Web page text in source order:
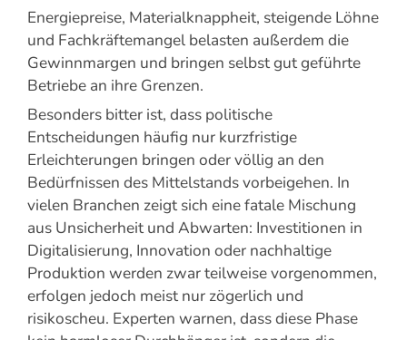
Energiepreise, Materialknappheit, steigende Löhne
und Fachkräftemangel belasten außerdem die
Gewinnmargen und bringen selbst gut geführte
Betriebe an ihre Grenzen.
Besonders bitter ist, dass politische
Entscheidungen häufig nur kurzfristige
Erleichterungen bringen oder völlig an den
Bedürfnissen des Mittelstands vorbeigehen. In
vielen Branchen zeigt sich eine fatale Mischung
aus Unsicherheit und Abwarten: Investitionen in
Digitalisierung, Innovation oder nachhaltige
Produktion werden zwar teilweise vorgenommen,
erfolgen jedoch meist nur zögerlich und
risikoscheu. Experten warnen, dass diese Phase